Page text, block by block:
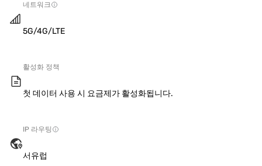
네트워크
5G/4G/LTE
활성화 정책
첫 데이터 사용 시 요금제가 활성화됩니다.
IP 라우팅
서유럽